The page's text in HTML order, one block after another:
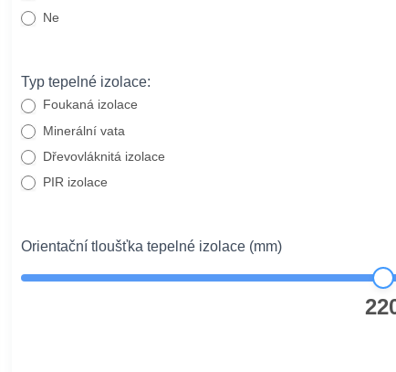
Ne
Typ tepelné izolace:
Foukaná izolace
Minerální vata
Dřevovláknitá izolace
PIR izolace
Orientační tloušťka tepelné izolace (mm)